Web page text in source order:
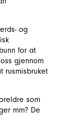
og
for at
gjennom
rusmisbruket
som
mm? De